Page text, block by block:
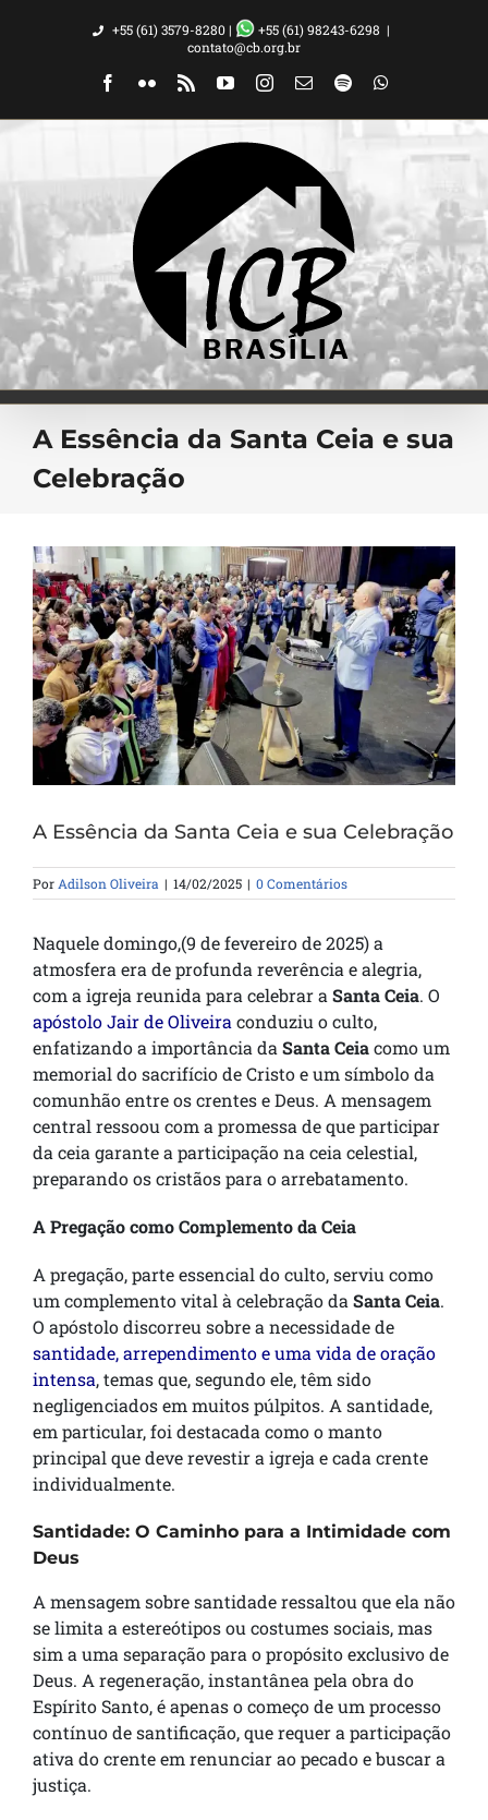
+55 (61) 3579-8280 | +55 (61) 98243-6298 |
contato@cb.org.br
Facebook
FlickrRss YouTubeInstagram
EmailSpotify
A Essência da Santa Ceia e sua
Celebração
A Essência da Santa Ceia e sua Celebração
Por Adilson Oliveira | 14/02/2025 | 0 Comentários
Naquele domingo,(9 de fevereiro de 2025) a
atmosfera era de profunda reverência e alegria,
com a igreja reunida para celebrar a Santa Ceia. O
apóstolo Jair de Oliveira conduziu o culto,
enfatizando a importância da Santa Ceiacomo um
memorial do sacrifício de Cristo e um símbolo da
comunhão entre os crentes e Deus. A mensagem
central ressoou com a promessa de que participar
da ceia garante a participação na ceia celestial,
preparando os cristãos para o arrebatamento.
A Pregação como Complemento da Ceia
A pregação, parte essencial do culto, serviu como
um complemento vital à celebração da Santa Ceia.
O apóstolo discorreu sobre a necessidade de
santidade, arrependimento e uma vida de oração
intensa, temas que, segundo ele, têm sido
negligenciados em muitos púlpitos. A santidade,
em particular, foi destacada como o manto
principal que deve revestir a igreja e cada crente
individualmente.
Santidade: O Caminho para a Intimidade com
Deus
A mensagem sobre santidade ressaltou que ela não
se limita a estereótipos ou costumes sociais, mas
sim a uma separação para o propósito exclusivo de
Deus. A regeneração, instantânea pela obra do
Espírito Santo, é apenas o começo de um processo
contínuo de santificação, que requer a participação
ativa do crente em renunciar ao pecado e buscar a
justiça.